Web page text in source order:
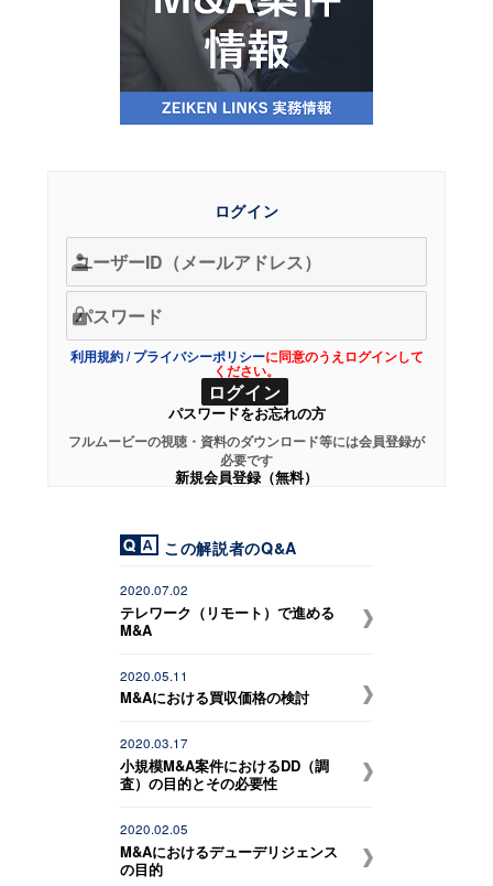
ログイン
利用規約/プライバシーポリシーに同意のうえログインして
ください。
パスワードをお忘れの方
フルムービーの視聴・資料のダウンロード等には会員登録が
必要です
新規会員登録（無料）
この解説者のQ&A
2020.07.02
テレワーク（リモート）で進める
M&A
2020.05.11
M&Aにおける買収価格の検討
2020.03.17
小規模M&A案件におけるDD（調
査）の目的とその必要性
2020.02.05
M&Aにおけるデューデリジェンス
の目的